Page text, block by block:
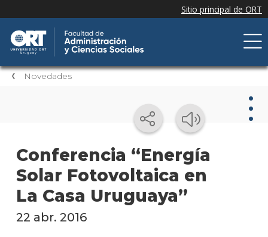
Novedades
Conferencia “Energía
Solar Fotovoltaica en
La Casa Uruguaya”
22 abr. 2016